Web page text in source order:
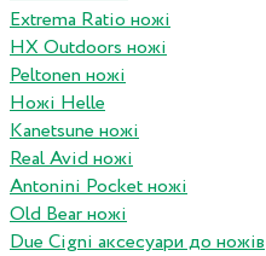
Extrema Ratio ножі
HX Outdoors ножі
Peltonen ножі
Ножі Helle
Kanetsune ножі
Real Avid ножі
Antonini Pocket ножі
Old Bear ножі
Due Cigni аксесуари до ножів